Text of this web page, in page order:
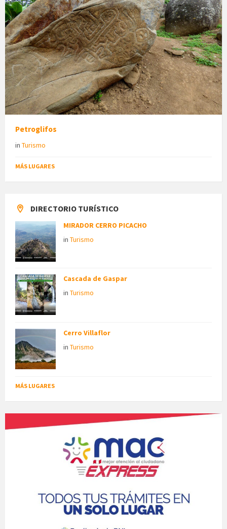
Petroglifos
in Turismo
MÁS LUGARES
DIRECTORIO TURÍSTICO
MIRADOR CERRO PICACHO
in Turismo
Cascada de Gaspar
in Turismo
Cerro Villaflor
in Turismo
MÁS LUGARES